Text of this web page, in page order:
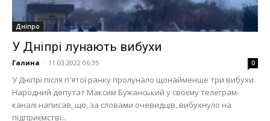
Дніпро
У Дніпрі лунають вибухи
Галина - 11.03.2022 06:35 0
У Дніпрі після п'ятої ранку пролунало щонайменше три вибухи.
Народний депутат Максим Бужанський у своєму телеграм-
каналі написав, що, за словами очевидців, вибухнуло на
підприємстві...